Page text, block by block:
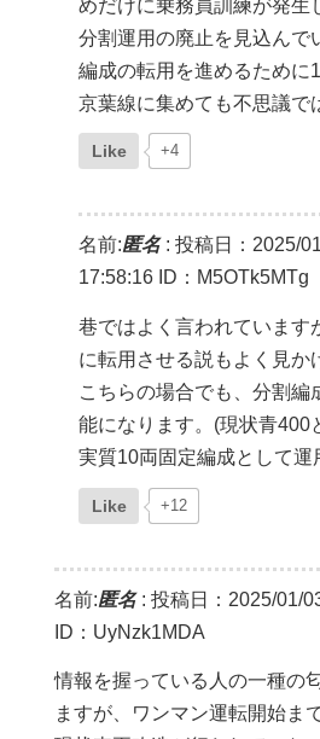
めだけに乗務員訓練が発生
分割運用の廃止を見込んで
編成の転用を進めるために
京葉線に集めても不思議で
Like +4
名前:匿名: 投稿日：2025/
17:58:16 ID：M5OTk5MTg
巷ではよく言われています
に転用させる説もよく見か
こちらの場合でも、分割編
能になります。(現状青400
実質10両固定編成として運
Like +12
名前:匿名: 投稿日：2025/01/
ID：UyNzk1MDA
情報を握っている人の一種の
ますが、ワンマン運転開始ま